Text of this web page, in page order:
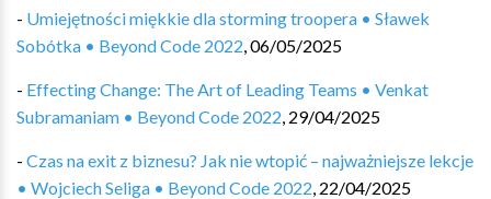
- Umiejętności miękkie dla storming troopera • Sławek
Sobótka • Beyond Code 2022,06/05/2025
- Effecting Change: The Art of Leading Teams • Venkat
Subramaniam • Beyond Code 2022, 29/04/2025
- Czas na exit z biznesu? Jak nie wtopić – najważniejsze lekcje
• Wojciech Seliga • Beyond Code 2022, 22/04/2025